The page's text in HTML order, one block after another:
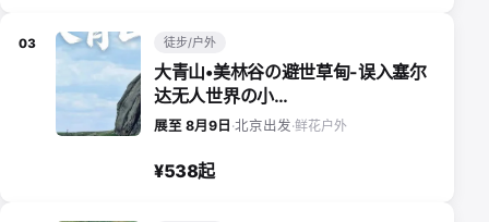
03 徒步/户外
大青山•美林谷の避世草甸-误入塞尔
达无人世界の小…
展至 8月9日 ·北京出发·鲜花户外
¥538起